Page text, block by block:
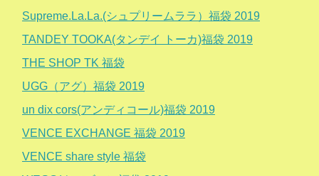
Supreme.La.La.(シュプリームララ）福袋 2019
TANDEY TOOKA(タンデイ トーカ)福袋 2019
THE SHOP TK 福袋
UGG（アグ）福袋 2019
un dix cors(アンディコール)福袋 2019
VENCE EXCHANGE 福袋 2019
VENCE share style 福袋